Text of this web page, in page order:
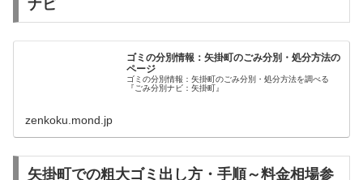
ナビ
ゴミの分別情報：矢掛町のごみ分別・処分方法の
ページ
ゴミの分別情報：矢掛町のごみ分別・処分方法を調べる
『ごみ分別ナビ：矢掛町』
zenkoku.mond.jp
矢掛町での粗大ゴミ出し方・手順～料金相場参